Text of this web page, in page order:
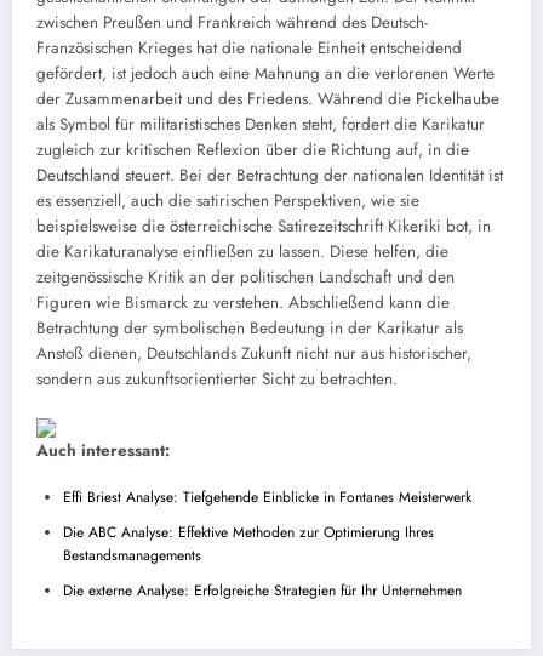
zwischen Preußen und Frankreich während des Deutsch-
Französischen Krieges hat die nationale Einheit entscheidend
gefördert, ist jedoch auch eine Mahnung an die verlorenen Werte
der Zusammenarbeit und des Friedens. Während die Pickelhaube
als Symbol für militaristisches Denken steht, fordert die Karikatur
zugleich zur kritischen Reflexion über die Richtung auf, in die
Deutschland steuert. Bei der Betrachtung der nationalen Identität ist
es essenziell, auch die satirischen Perspektiven, wie sie
beispielsweise die österreichische Satirezeitschrift Kikeriki bot, in
die Karikaturanalyse einfließen zu lassen. Diese helfen, die
zeitgenössische Kritik an der politischen Landschaft und den
Figuren wie Bismarck zu verstehen. Abschließend kann die
Betrachtung der symbolischen Bedeutung in der Karikatur als
Anstoß dienen, Deutschlands Zukunft nicht nur aus historischer,
sondern aus zukunftsorientierter Sicht zu betrachten.
Auch interessant:
Effi Briest Analyse: Tiefgehende Einblicke in Fontanes Meisterwerk
Die ABC Analyse: Effektive Methoden zur Optimierung Ihres
Bestandsmanagements
Die externe Analyse: Erfolgreiche Strategien für Ihr Unternehmen